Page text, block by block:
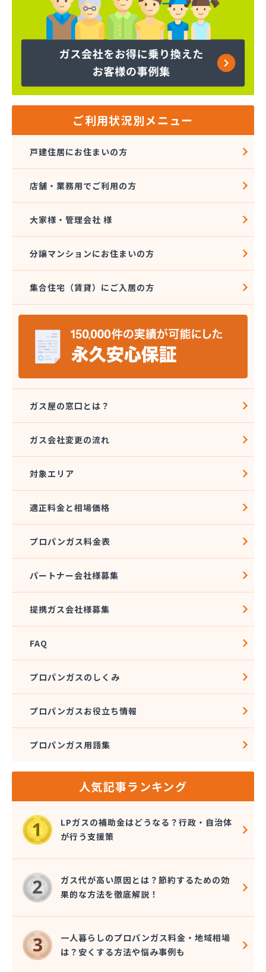
マルタケ株式会社
マルト尾関商店
ミライフ西日本株式会社名古屋店
ヤマサ共和ライフ株式会社 一色営業所
ヤマサ共和ライフ株式会社 江南営業所
ヤマサ共和ライフ株式会社 三河営業所
ヤマサ共和ライフ株式会社 豊川営業所
ヤマサ高圧株式会社
ヤマサ總業株式会社 愛知西支店
ヤマトク
リーグ馬場株式会社
愛知高圧株式会社容器検査工場
愛北液化ガス協組江南営業所
旭プロパン
安城ガス株式会社
伊藤プロパン
伊藤忠エネクスホームライフ中部株式会社 碧南営
業所
伊藤忠エネクスホームライフ中部株式会社 名古屋
稲垣商事
稲垣商店
栄燃料合資会社
奥田米穀店
加藤燃料店
加藤豊昭
河村燃料店
角広ガス
割又商店
株式会社アドニス
株式会社あみや商事 本社
株式会社エイチティーピー
株式会社エイチティーピー
株式会社エス・アイ東海
株式会社オーテック
株式会社オーテック 西三河営業所
株式会社ガスキット
株式会社ガステム
株式会社ガスパル 岡崎販売所
株式会社カネコ
株式会社カネ庄
株式会社クラシアン岡崎支社
株式会社コクネ
株式会社コザカヤ 春日井営業所
株式会社コジマガス
株式会社コジマガス ライフアップサポート
株式会社コンプロ産工
株式会社シェル石油豊橋LPG充填工場
株式会社しんせきプロパン部
株式会社スギサン化学
株式会社スマイルガステクノロジー
ご利用状況別メニュー
戸建住居にお住まいの方
店舗・業務用でご利用の方
大家様・管理会社 様
分譲マンションにお住まいの方
集合住宅（賃貸）にご入居の方
ガス屋の窓口とは？
ガス会社変更の流れ
対象エリア
適正料金と相場価格
プロパンガス料金表
パートナー会社様募集
提携ガス会社様募集
FAQ
プロパンガスのしくみ
プロパンガスお役立ち情報
プロパンガス用語集
人気記事ランキング
LPガスの補助金はどうなる？行政・自治体
が行う支援策
ガス代が高い原因とは？節約するための効
果的な方法を徹底解説！
一人暮らしのプロパンガス料金・地域相場
は？安くする方法や悩み事例も